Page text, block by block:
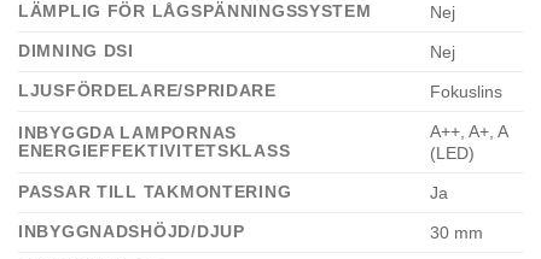
LÄMPLIG FÖR LÅGSPÄNNINGSSYSTEM
Nej
DIMNING DSI
Nej
LJUSFÖRDELARE/SPRIDARE
Fokuslins
INBYGGDA LAMPORNAS
ENERGIEFFEKTIVITETSKLASS
A++, A+, A
(LED)
PASSAR TILL TAKMONTERING
Ja
INBYGGNADSHÖJD/DJUP
30 mm